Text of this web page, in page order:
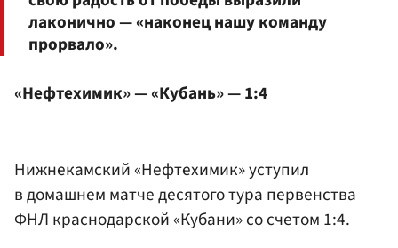
лаконично — «наконец нашу команду
прорвало».
«Нефтехимик» — «Кубань» — 1:4
Нижнекамский «Нефтехимик» уступил
в домашнем матче десятого тура первенства
ФНЛ краснодарской «Кубани» со счетом 1:4.